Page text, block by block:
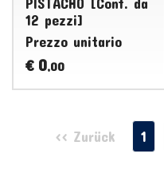
12 pezzi]
Prezzo unitario
€ 0,00
<< Zurück 1